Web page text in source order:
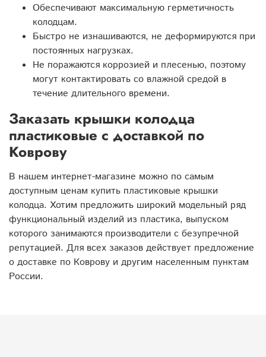
Обеспечивают максимальную герметичность
колодцам.
Быстро не изнашиваются, не деформируются при
постоянных нагрузках.
Не поражаются коррозией и плесенью, поэтому
могут контактировать со влажной средой в
течение длительного времени.
Заказать крышки колодца
пластиковые с доставкой по
Коврову
В нашем интернет-магазине можно по самым
доступным ценам купить пластиковые крышки
колодца. Хотим предложить широкий модельный ряд
функциональный изделий из пластика, выпуском
которого занимаются производители с безупречной
репутацией. Для всех заказов действует предложение
о доставке по Коврову и другим населенным пунктам
России.